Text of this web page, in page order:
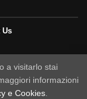
Us
a visitarlo stai
informazioni
e Cookies.